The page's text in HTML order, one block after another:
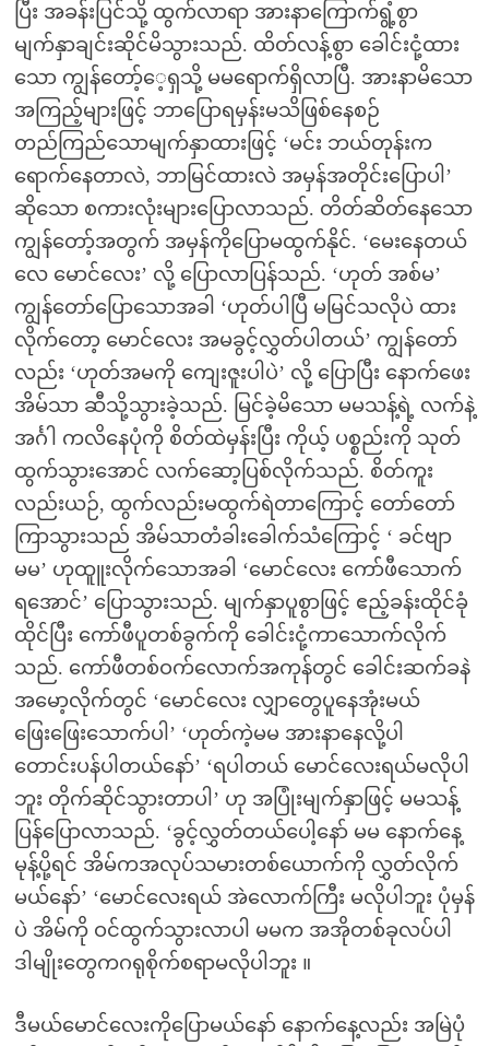
ပြီး အခန်းပြင်သို့ ထွက်လာရာ အားနာကြောက်ရွံ့စွာ
မျက်နှာချင်းဆိုင်မိသွားသည်. ထိတ်လန့်စွာ ခေါင်းငုံ့ထား
သော ကျွန်တော့်ေ့ရှသို့ မမရောက်ရှိလာပြီ. အားနာမိသော
အကြည့်များဖြင့် ဘာပြောရမှန်းမသိဖြစ်နေစဉ်
တည်ကြည်သောမျက်နှာထားဖြင့် ‘မင်း ဘယ်တုန်းက
ရောက်နေတာလဲ, ဘာမြင်ထားလဲ အမှန်အတိုင်းပြောပါ’
ဆိုသော စကားလုံးများပြောလာသည်. တိတ်ဆိတ်နေသော
ကျွန်တော့်အတွက် အမှန်ကိုပြောမထွက်နိုင်. ‘မေးနေတယ်
လေ မောင်လေး’ လို့ ပြောလာပြန်သည်. ‘ဟုတ် အစ်မ’
ကျွန်တော်ပြောသောအခါ ‘ဟုတ်ပါပြီ မမြင်သလိုပဲ ထား
လိုက်တော့ မောင်လေး အမခွင့်လွှတ်ပါတယ်’ ကျွန်တော်
လည်း ‘ဟုတ်အမကို ကျေးဇူးပါပဲ’ လို့ ပြောပြီး နောက်ဖေး
အိမ်သာ ဆီသို့သွားခဲ့သည်. မြင်ခဲ့မိသော မမသန့်ရဲ့ လက်နဲ့
အင်္ဂါ ကလိနေပုံကို စိတ်ထဲမှန်းပြီး ကိုယ့် ပစ္စည်းကို သုတ်
ထွက်သွားအောင် လက်ဆော့ပြစ်လိုက်သည်. စိတ်ကူး
လည်းယဉ်, ထွက်လည်းမထွက်ရဲတာကြောင့် တော်တော်
ကြာသွားသည် အိမ်သာတံခါးခေါက်သံကြောင့် ‘ ခင်ဗျာ
မမ’ ဟုထူူးလိုက်သောအခါ ‘မောင်လေး ကော်ဖီသောက်
ရအောင်’ ပြောသွားသည်. မျက်နှာပူစွာဖြင့် ဧည့်ခန်းထိုင်ခုံ
ထိုင်ပြီး ကော်ဖီပူတစ်ခွက်ကို ခေါင်းငုံ့ကာသောက်လိုက်
သည်. ကော်ဖီတစ်ဝက်လောက်အကုန်တွင် ခေါင်းဆက်ခနဲ
အမော့လိုက်တွင် ‘မောင်လေး လျှာတွေပူနေအုံးမယ်
ဖြေးဖြေးသောက်ပါ’ ‘ဟုတ်ကဲ့မမ အားနာနေလို့ပါ
တောင်းပန်ပါတယ်နော်’ ‘ရပါတယ် မောင်လေးရယ်မလိုပါ
ဘူး တိုက်ဆိုင်သွားတာပါ’ ဟု အပြုံးမျက်နှာဖြင့် မမသန့်
ပြန်ပြောလာသည်. ‘ခွင့်လွှတ်တယ်ပေါ့နော် မမ နောက်နေ့
မုန့်ပို့ရင် အိမ်ကအလုပ်သမားတစ်ယောက်ကို လွှတ်လိုက်
မယ်နော်’ ‘မောင်လေးရယ် အဲလောက်ကြီး မလိုပါဘူး ပုံမှန်
ပဲ အိမ်ကို ဝင်ထွက်သွားလာပါ မမက အအိုတစ်ခုလပ်ပါ
ဒါမျိုးတွေကဂရုစိုက်စရာမလိုပါဘူး ။
ဒီမယ်မောင်လေးကိုပြောမယ်နော် နောက်နေ့လည်း အမြဲပုံ